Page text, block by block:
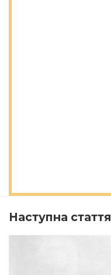
Наступна стаття